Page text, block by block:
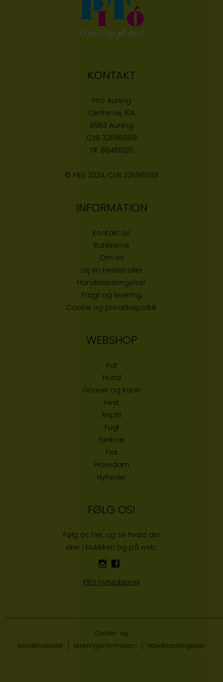
KONTAKT
Pitó Auning
Centervej 10A
8963 Auning
CVR 32696589
Tlf: 86481020
© Pitó 2024, CVR 32696589
INFORMATION
Kontakt os
Butikkerne
Om os
Lej en hestetrailer
Handelsbetingelser
Fragt og levering
Cookie og privatlivspolitik
WEBSHOP
Kat
Hund
Gnaver og kanin
Hest
Reptil
Fugl
Fjerkræ
Fisk
Havedam
Nyheder
FØLG OS!
Følg os her, og se hvad der
sker i butikken og på web:
Pitó nyhedsbrev
Cookie- og
privatlivspolitik
Leveringsinformation Handelsbetingelser